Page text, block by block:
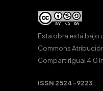
Esta obra está bajo
Commons
CompartirIgual 4.0
ISSN 2524-9223